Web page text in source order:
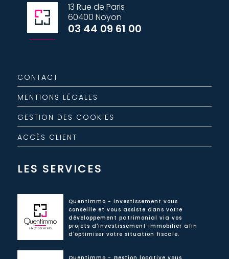
13 Rue de Paris
60400 Noyon
03 44 09 61 00
CONTACT
MENTIONS LÉGALES
GESTION DES COOKIES
ACCÈS CLIENT
LES SERVICES
Quentimmo - investissement vous
conseille et vous assiste dans votre
développement patrimonial via vos
projets d'investissement immobilier afin
d'optimiser votre situation fiscale.